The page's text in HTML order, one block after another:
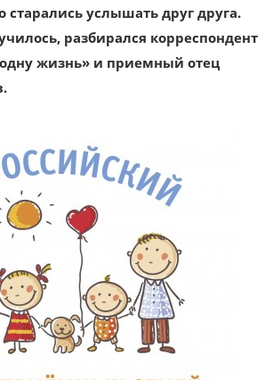
старались услышать друг друга.
разбирался корреспондент
жизнь» и приемный отец